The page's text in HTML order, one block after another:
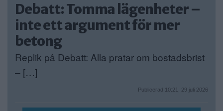
Debatt: Tomma lägenheter –
inte ett argument för mer
betong
Replik på Debatt: Alla pratar om bostadsbrist
– […]
Publicerad 10:21, 29 juli 2026